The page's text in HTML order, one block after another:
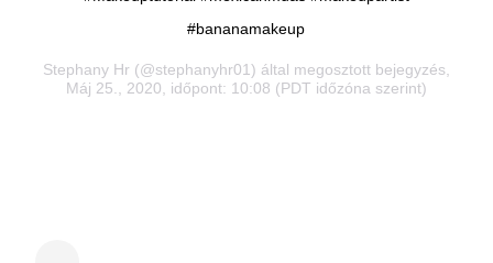
#bananamakeup
Stephany Hr (@stephanyhr01) által megosztott bejegyzés,
Máj 25., 2020, időpont: 10:08 (PDT időzóna szerint)